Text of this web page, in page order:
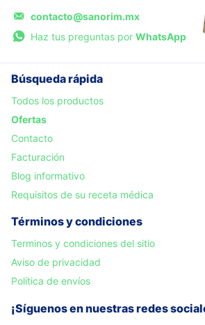
contacto@sanorim.mx
Haz tus preguntas por WhatsApp
Búsqueda rápida
Todos los productos
Ofertas
Contacto
Facturación
Blog informativo
Requisitos de su receta médica
Términos y condiciones
Terminos y condiciones del sitio
Aviso de privacidad
Política de envíos
¡Síguenos en nuestras redes